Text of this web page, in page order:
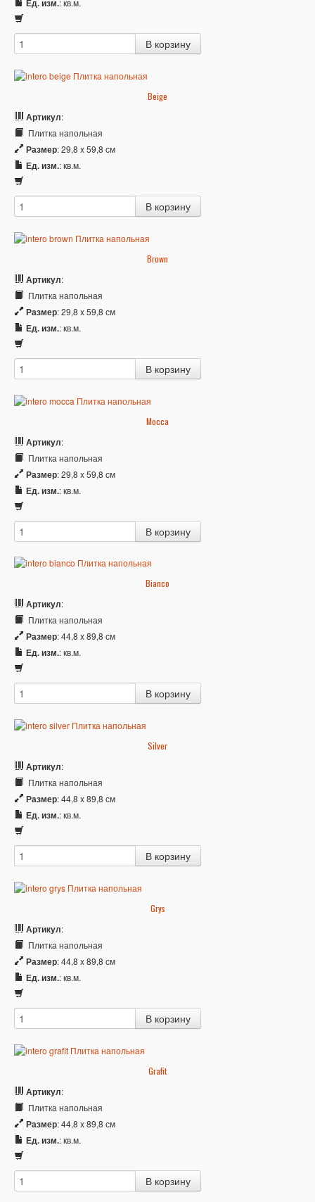
Ед. изм.: кв.м.
Beige
Артикул:
Плитка напольная
Размер: 29,8 x 59,8 см
Ед. изм.: кв.м.
Brown
Артикул:
Плитка напольная
Размер: 29,8 x 59,8 см
Ед. изм.: кв.м.
Mocca
Артикул:
Плитка напольная
Размер: 29,8 x 59,8 см
Ед. изм.: кв.м.
Bianco
Артикул:
Плитка напольная
Размер: 44,8 x 89,8 см
Ед. изм.: кв.м.
Silver
Артикул:
Плитка напольная
Размер: 44,8 x 89,8 см
Ед. изм.: кв.м.
Grys
Артикул:
Плитка напольная
Размер: 44,8 x 89,8 см
Ед. изм.: кв.м.
Grafit
Артикул:
Плитка напольная
Размер: 44,8 x 89,8 см
Ед. изм.: кв.м.